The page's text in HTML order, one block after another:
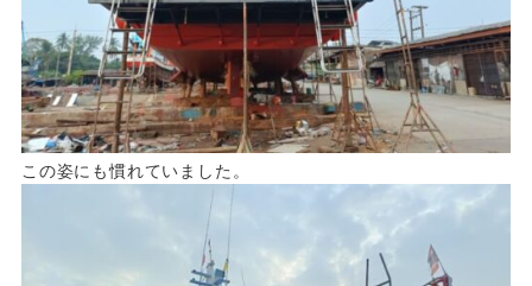
この姿にも慣れていました。